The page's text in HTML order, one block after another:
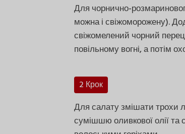
Для чорнично-
можна і свіжоморожену).
свіжомелений чорний
повільному вогні, а потім
2 Крок
Для салату змішати трохи
сумішшю оливкової олії та